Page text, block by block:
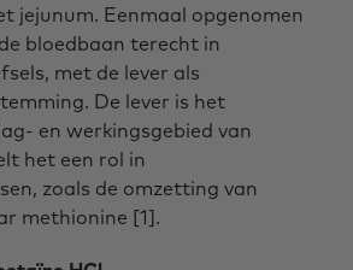
jejunum. Eenmaal opgenomen
bloedbaan terecht in
met de lever als
De lever is het
en werkingsgebied van
het een rol in
zoals de omzetting van
methionine [1].